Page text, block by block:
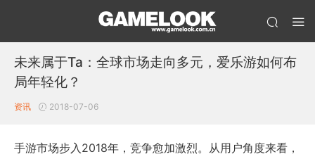
未来属于Ta：全球市场走向多元，爱乐游如何布
局年轻化？
资讯 2018-07-06
手游市场步入2018年，竞争愈加激烈。从用户角度来看，